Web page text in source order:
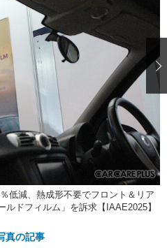
愛車 File
ストップ！不具合修理＆粗悪修理
コーティング
防錆
カーメーカー「旧車」関連プロジェ
クト
プロショップ検索
コラム
低減、熱成形不要でフロント＆リア
ドフィルム」を訴求【IAAE2025】
真の記事